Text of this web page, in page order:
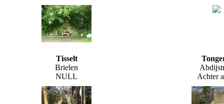
Tisselt
Brielen
NULL
Achter